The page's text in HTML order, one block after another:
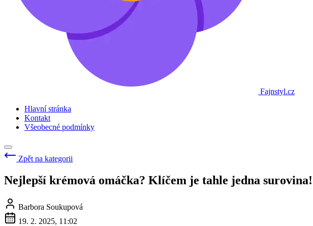
Fajnstyl.cz
Hlavní stránka
Kontakt
Všeobecné podmínky
Zpět na kategorii
Nejlepší krémová omáčka? Klíčem je tahle jedna surovina!
Barbora Soukupová
19. 2. 2025, 11:02